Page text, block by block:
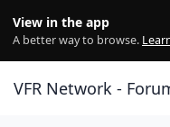
View in the app
A better way to browse.
VFR Network -